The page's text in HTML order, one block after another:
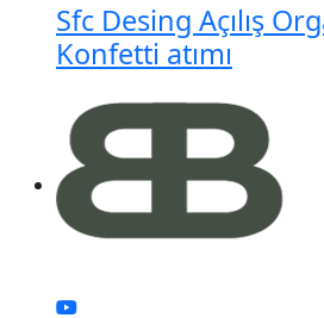
Sfc Desing Açılış
Konfetti atımı